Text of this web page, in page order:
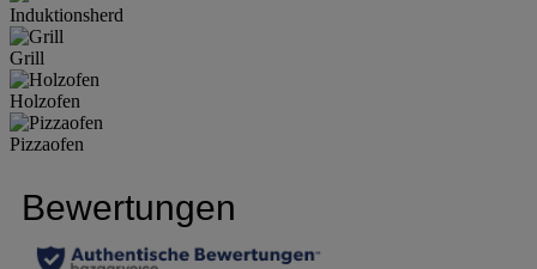
Induktionsherd
Grill
Holzofen
Pizzaofen